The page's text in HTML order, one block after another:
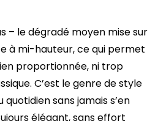
– le dégradé moyen mise sur
à mi-hauteur, ce qui permet
proportionnée, ni trop
C’est le genre de style
sans jamais s’en
élégant, sans effort